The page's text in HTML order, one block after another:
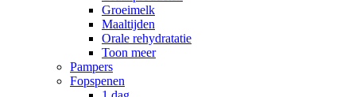
Groeimelk
Maaltijden
Orale rehydratatie
Toon meer
Pampers
Fopspenen